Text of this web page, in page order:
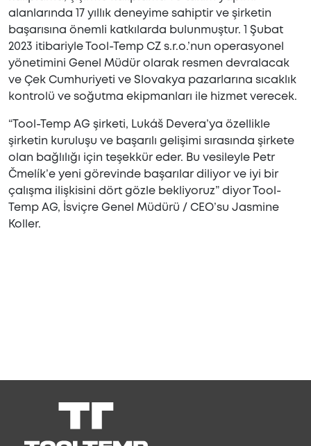
alanlarında 17 yıllık deneyime sahiptir ve şirketin
başarısına önemli katkılarda bulunmuştur. 1 Şubat
2023 itibariyle Tool-Temp CZ s.r.o.’nun operasyonel
yönetimini Genel Müdür olarak resmen devralacak
ve Çek Cumhuriyeti ve Slovakya pazarlarına sıcaklık
kontrolü ve soğutma ekipmanları ile hizmet verecek.
“Tool-Temp AG şirketi, Lukáš Devera’ya özellikle
şirketin kuruluşu ve başarılı gelişimi sırasında şirkete
olan bağlılığı için teşekkür eder. Bu vesileyle Petr
Čmelík’e yeni görevinde başarılar diliyor ve iyi bir
çalışma ilişkisini dört gözle bekliyoruz” diyor Tool-
Temp AG, İsviçre Genel Müdürü / CEO’su Jasmine
Koller.